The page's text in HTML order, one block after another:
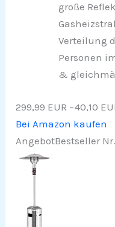
große
Verteilung
Personen
&
299,99 EUR −40,10
Bei Amazon kaufen
AngebotBestseller